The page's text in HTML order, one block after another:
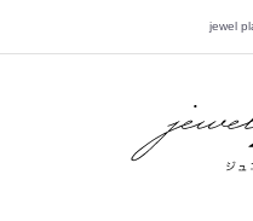
jewel